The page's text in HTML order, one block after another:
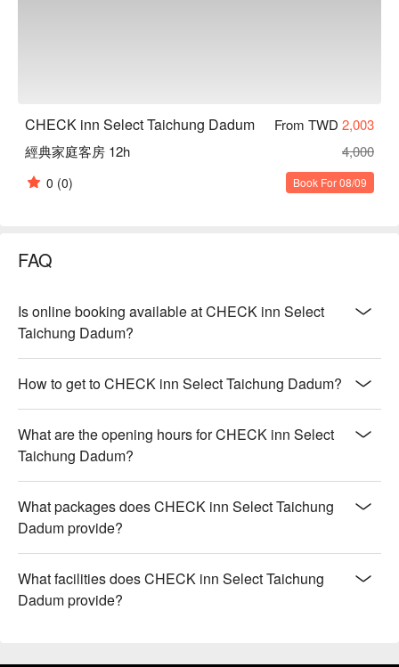
CHECK inn Select Taichung Dadum From TWD 2,003
經典家庭客房 12h
4,000
0 (0) Book For 08/09
FAQ
Is online booking available at CHECK inn Select
Taichung Dadum?
How to get to CHECK inn Select Taichung Dadum?
What are the opening hours for CHECK inn Select
Taichung Dadum?
What packages does CHECK inn Select Taichung
Dadum provide?
What facilities does CHECK inn Select Taichung
Dadum provide?